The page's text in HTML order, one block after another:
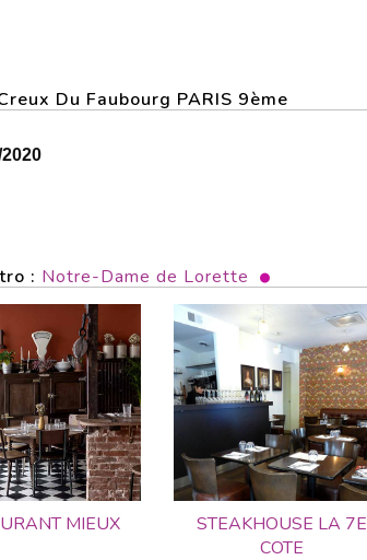
Du Faubourg PARIS 9ème
: Notre-Dame de Lorette
MIEUX
STEAKHOUSE LA 7E
COTE